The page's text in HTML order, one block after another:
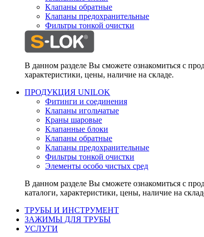
Клапаны обратные
Клапаны предохранительные
Фильтры тонкой очистки
В данном разделе Вы сможете ознакомиться с
характеристики, цены, наличие на складе.
ПРОДУКЦИЯ UNILOK
Фитинги и соединения
Клапаны игольчатые
Краны шаровые
Клапанные блоки
Клапаны обратные
Клапаны предохранительные
Фильтры тонкой очистки
Элементы особо чистых сред
В данном разделе Вы сможете ознакомиться с
каталоги, характеристики, цены, наличие на
ТРУБЫ И ИНСТРУМЕНТ
ЗАЖИМЫ ДЛЯ ТРУБЫ
УСЛУГИ